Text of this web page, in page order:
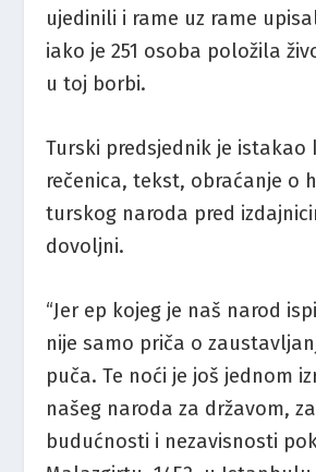
ujedinili i rame uz rame
iako je 251 osoba položila
u toj borbi.
Turski predsjednik je istakao
rečenica, tekst, obraćanje o
turskog naroda pred
dovoljni.
“Jer ep kojeg je naš narod
nije samo priča o
puča. Te noći je još jednom
našeg naroda za državom,
budućnosti i nezavisnosti